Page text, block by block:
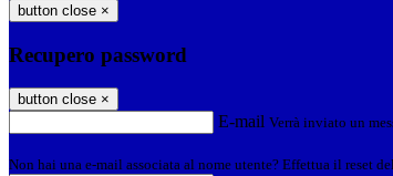
button close ×
Recupero password
button close ×
E-mail Verrà inviato un
Non hai una e-mail associata al nome utente? Effettua il reset